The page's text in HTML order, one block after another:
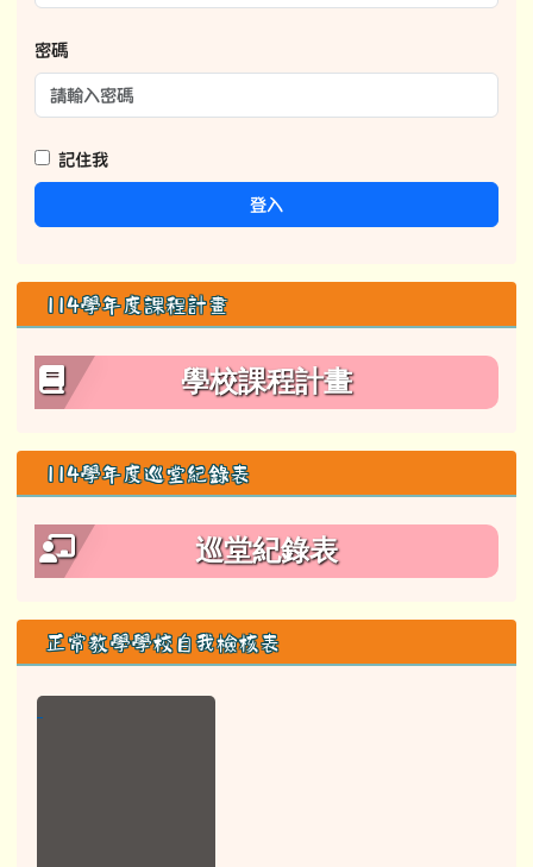
密碼
記住我
登入
114學年度課程計畫
學校課程計畫
114學年度巡堂紀錄表
巡堂紀錄表
正常教學學校自我檢核表